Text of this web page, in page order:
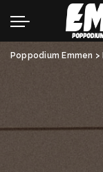
Poppodium Emmen >